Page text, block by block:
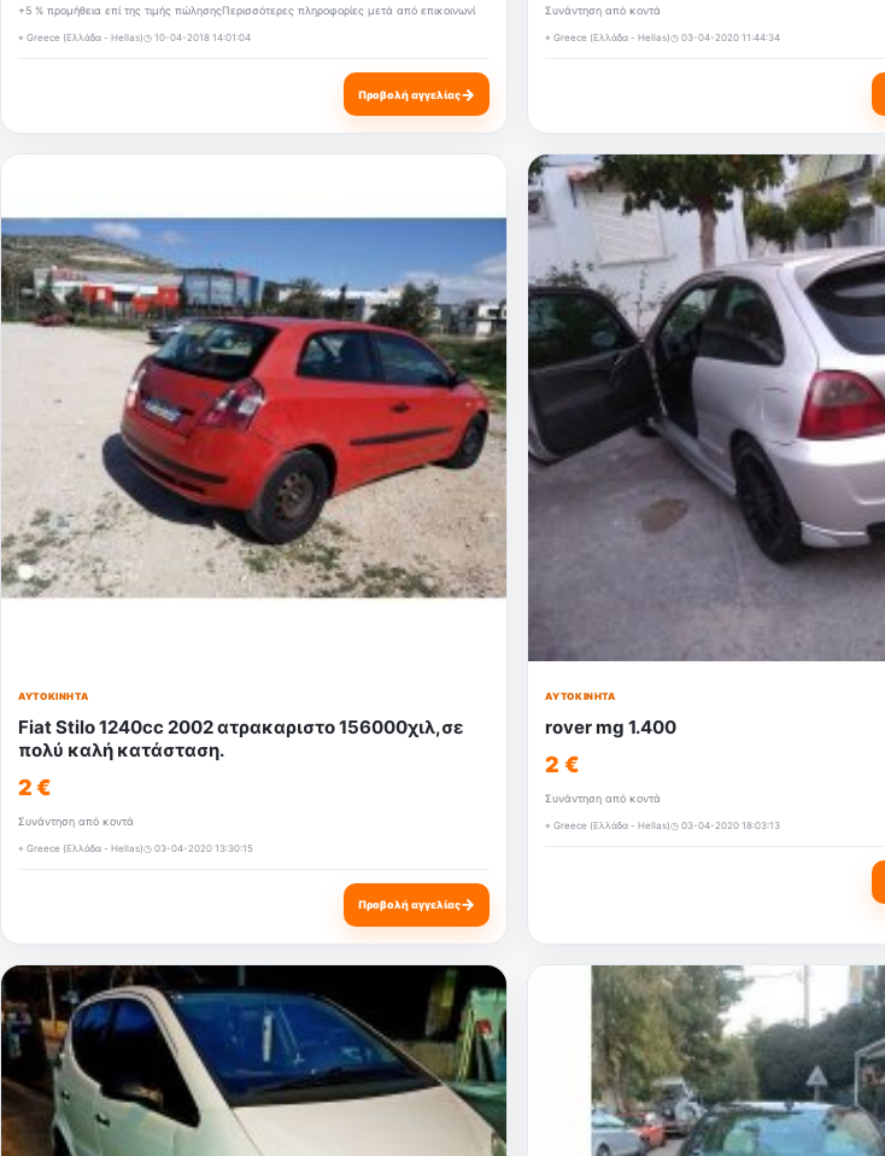
+5 % προμήθεια επί της τιμής πώλησηςΠερισσότερες πληροφορίες μετά από επικοινωνί
⌖ Greece (Ελλάδα - Hellas)◷ 10-04-2018 14:01:04
Προβολή αγγελίας→
Συνάντηση από κοντά
⌖ Greece (Ελλάδα - Hellas)◷ 03-04-2020 11:44:34
ΑΥΤΟΚΊΝΗΤΑ
Fiat Stilo 1240cc 2002 ατρακαριστο 156000χιλ,σε
πολύ καλή κατάσταση.
2 €
Συνάντηση από κοντά
⌖ Greece (Ελλάδα - Hellas)◷ 03-04-2020 13:30:15
Προβολή αγγελίας→
ΑΥΤΟΚΊΝΗΤΑ
rover mg 1.400
2 €
Συνάντηση από κοντά
⌖ Greece (Ελλάδα - Hellas)◷ 03-04-2020 18:03:13